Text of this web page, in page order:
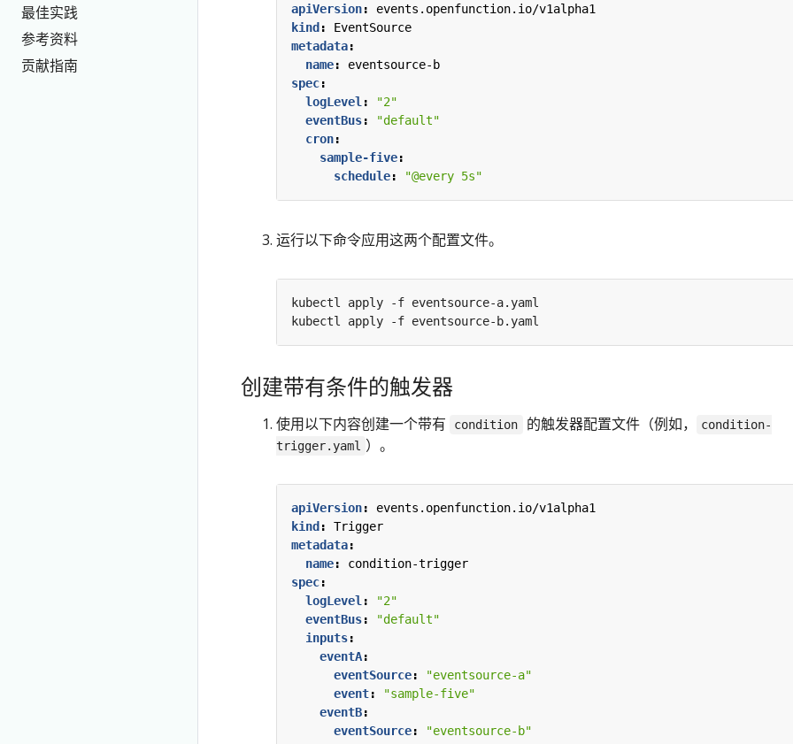
最佳实践
参考资料
贡献指南
apiVersion:
events.openfunction.io/v1alpha1
kind:
EventSource
metadata:
name:
eventsource-b
spec:
logLevel :
"2"
eventBus:
"default"
cron:
sample-five:
schedule: "@every 5s"
运行以下命令应用这两个配置文件。
创建带有条件的触发器
使用以下内容创建一个带有 condition 的触发器配置文件（例如，
condition-
trigger.yaml ）。
apiVersion:
events.openfunction.io/v1alpha1
kind :
Trigger
metadata:
name:
condition-trigger
spec:
logLevel :
"2"
eventBus:
"default"
inputs:
eventA:
eventSource:
"eventsource-a"
event:
"sample-five"
eventB:
eventSource:
"eventsource-b"